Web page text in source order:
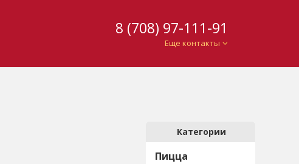
8 (708) 97-111-91
Еще контакты
Категории
Пицца